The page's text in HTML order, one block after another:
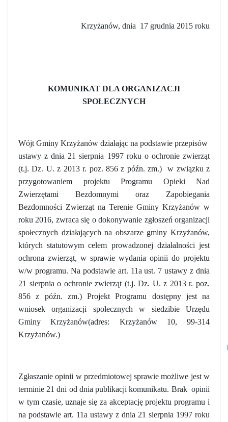
Krzyżanów, dnia 17 grudnia 2015 roku
KOMUNIKAT DLA ORGANIZACJI
SPOŁECZNYCH
Wójt Gminy Krzyżanów działając na podstawie przepisów
ustawy z dnia 21 sierpnia 1997 roku o ochronie zwierząt
(t.j. Dz. U. z 2013 r. poz. 856 z późn. zm.)
w związku z
przygotowaniem projektu Programu Opieki Nad
Zwierzętami Bezdomnymi oraz Zapobiegania
Bezdomności Zwierząt na Terenie Gminy Krzyżanów w
roku 2016, zwraca się o dokonywanie zgłoszeń organizacji
społecznych działających na obszarze gminy Krzyżanów,
których statutowym celem prowadzonej działalności jest
ochrona zwierząt, w sprawie wydania opinii do projektu
w/w programu. Na podstawie art. 11a ust. 7 ustawy z dnia
21 sierpnia o ochronie zwierząt (t.j. Dz. U. z 2013 r. poz.
856 z późn. zm.) Projekt Programu dostępny jest na
wniosek organizacji społecznych w siedzibie Urzędu
Gminy Krzyżanów(adres: Krzyżanów 10, 99-314
Krzyżanów.)
Zgłaszanie opinii w przedmiotowej sprawie możliwe jest w
terminie 21 dni od dnia publikacji komunikatu. Brak opinii
w tym czasie, uznaje się za akceptację projektu programu i
na podstawie art. 11a ustawy z dnia 21 sierpnia 1997 roku